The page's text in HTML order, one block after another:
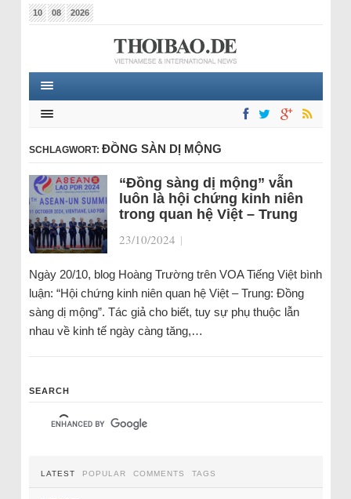
10 08 2026
SCHLAGWORT: ĐỒNG SÀN DỊ MỘNG
“Đồng sàng dị mộng” vẫn
luôn là hội chứng kinh niên
trong quan hệ Việt – Trung
23/10/2024 |
Ngày 20/10, blog Hoàng Trường trên VOA Tiếng Việt bình
luận: “Hội chứng kinh niên quan hệ Việt – Trung: Đồng
sàng dị mộng”. Tác giả cho biết, tuy sự phụ thuộc lẫn
nhau về kinh tế ngày càng tăng,…
SEARCH
LATEST POPULAR COMMENTS TAGS